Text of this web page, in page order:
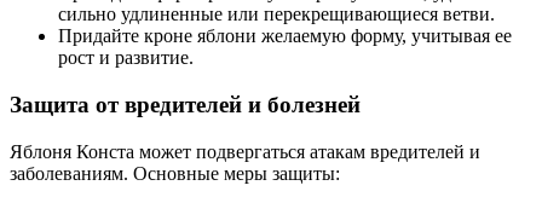
сильно удлиненные или перекрещивающиеся ветви.
Придайте кроне яблони желаемую форму, учитывая ее
рост и развитие.
Защита от вредителей и болезней
Яблоня Конста может подвергаться атакам вредителей и
заболеваниям. Основные меры защиты: